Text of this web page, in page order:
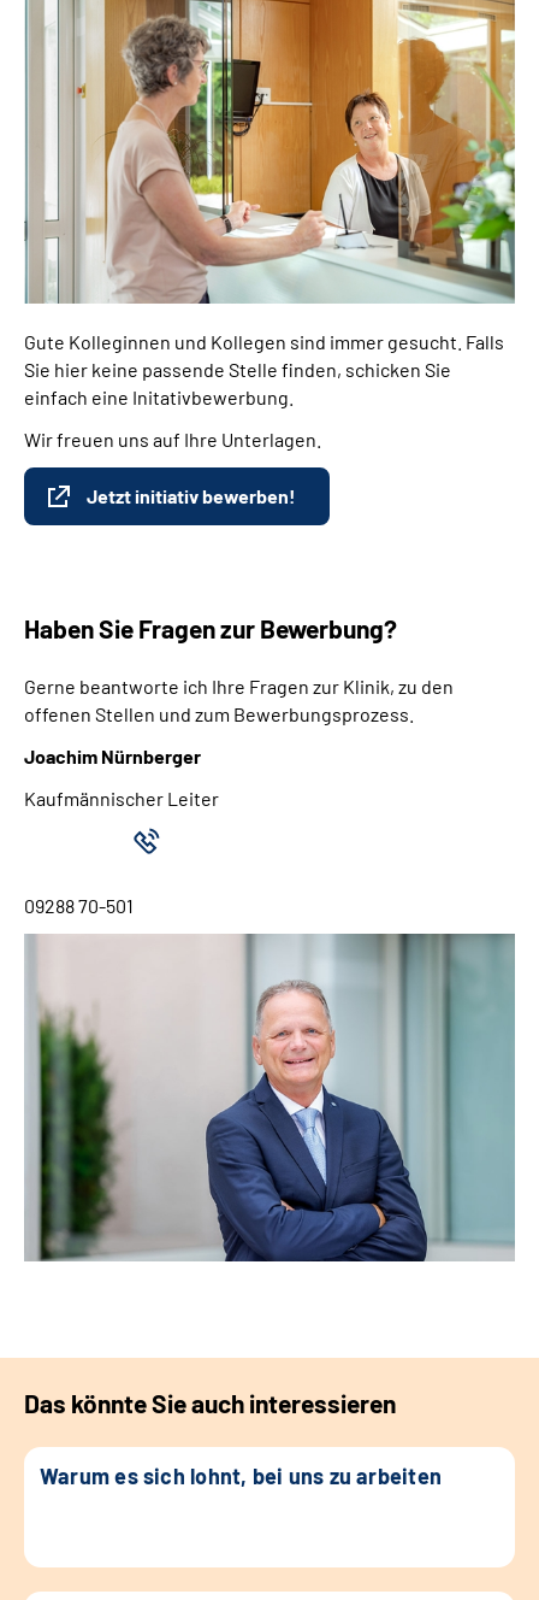
Gute Kolleginnen und Kollegen sind immer gesucht. Falls
Sie hier keine passende Stelle finden, schicken Sie
einfach eine Initativbewerbung.
Wir freuen uns auf Ihre Unterlagen.
Jetzt initiativ bewerben!
Haben Sie Fragen zur Bewerbung?
Gerne beantworte ich Ihre Fragen zur Klinik, zu den
offenen Stellen und zum Bewerbungsprozess.
Joachim Nürnberger
Kaufmännischer Leiter
09288 70-501
Das könnte Sie auch interessieren
Warum es sich lohnt, bei uns zu arbeiten